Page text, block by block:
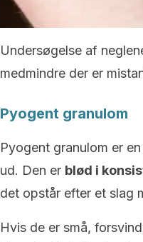
Undersøgelse af
medmindre der er
Pyogent granulom
Pyogent granulom er
ud. Den er blød i
det opstår efter et slag
Hvis de er små,